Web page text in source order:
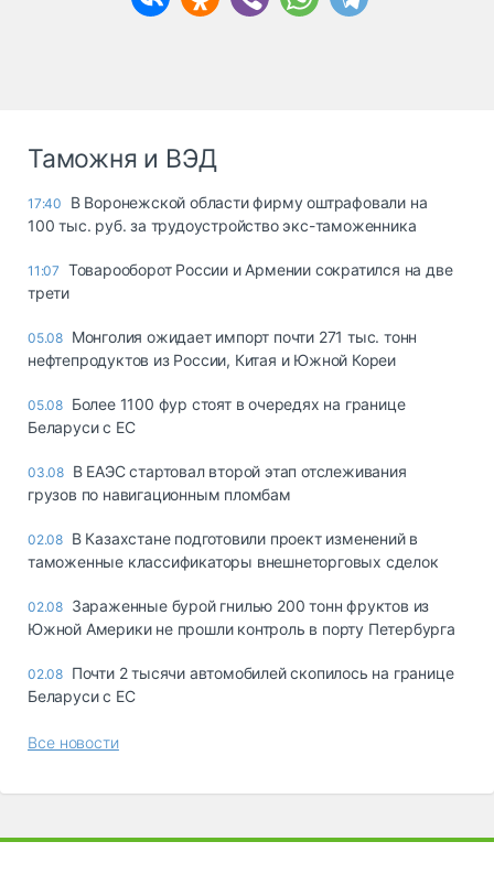
Таможня и ВЭД
17:40
В Воронежской области фирму оштрафовали на
100 тыс. руб. за трудоустройство экс-таможенника
11:07 Товарооборот России и Армении сократился на две
трети
05.08 Монголия ожидает импорт почти 271 тыс. тонн
нефтепродуктов из России, Китая и Южной Кореи
05.08 Более 1100 фур стоят в очередях на границе
Беларуси с ЕС
03.08 В ЕАЭС стартовал второй этап отслеживания
грузов по навигационным пломбам
02.08 В Казахстане подготовили проект изменений в
таможенные классификаторы внешнеторговых сделок
02.08 Зараженные бурой гнилью 200 тонн фруктов из
Южной Америки не прошли контроль в порту Петербурга
02.08 Почти 2 тысячи автомобилей скопилось на границе
Беларуси с ЕС
Все новости